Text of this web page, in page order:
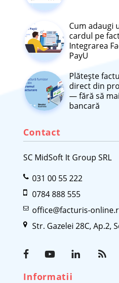
Cum adaugi
cardul pe
Integrarea
PayU
Plătește
direct din
— fără să
bancară
Contact
SC MidSoft It Group SRL
031 00 55 222
0784 888 555
office@facturis-
Str. Gazelei 28C, Ap.2,
Informatii